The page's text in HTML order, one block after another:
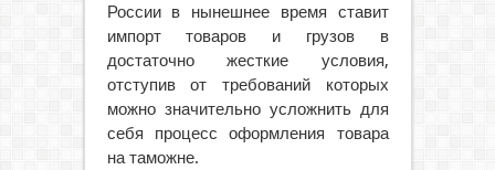
России в нынешнее время ставит
импорт товаров и грузов в
достаточно жесткие условия,
отступив от требований которых
можно значительно усложнить для
себя процесс оформления товара
на таможне.